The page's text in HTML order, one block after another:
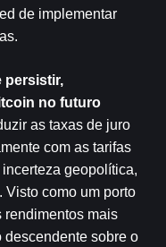
de implementar
persistir,
no futuro
as taxas de juro
com as tarifas
geopolítica,
Visto como um porto
rendimentos mais
sobre o